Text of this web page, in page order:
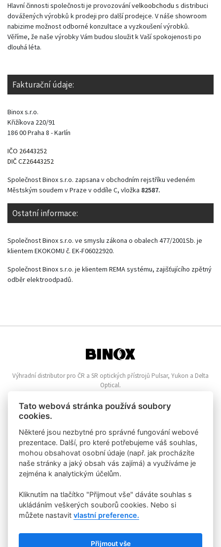
Hlavní činnosti společnosti je provozovánívelkoobchodu s distribuci
dovážených výrobků k prodeji pro další prodejce. V náše showroom
nabizime možnost odborné konzultace a vyzkoušení výrobků.
Věříme, že naše výrobky Vám budou sloužit k Vaší spokojenosti po
dlouhá léta.
Fakturační údaje:
Binox s.r.o.
Křižíkova 220/91
186 00 Praha 8 - Karlín
IČO 26443252
DIČ CZ26443252
Společnost Binox s.r.o. zapsana v obchodním rejstříku vedeném
Městským soudem v Praze v oddíle C, vložka 82587.
Ostatní informace:
Společnost Binox s.r.o. ve smyslu zákona o obalech 477/2001Sb. je
klientem EKOKOMU č. EK-F06022920.
Společnost Binox s.r.o. je klientem REMA systému, zajišťujícího zpětný
odběr elektroodpadů.
Výhradní distributor pro ČR a SR optických přístrojů Pulsar, Yukon a Delta
Optical.
Informace o nákupu
Nákupní řád
Vrácení zboží
Zpracování osobních údajů
Zásady o používání Cookies
Klientská zóna
Velkoochod
Registrace zákazníka
Příhlášení zákazníka
Rychlý kontakt
Tato webová stránka používá soubory
cookies.
Některé jsou nezbytné pro správné fungování webové
prezentace. Další, pro které potřebujeme váš souhlas,
mohou obsahovat osobní údaje (např. jak procházíte
naše stránky a jaký obsah vás zajímá) a využíváme je
zejména k analytickým účelům.
Kliknutím na tlačítko "Přijmout vše" dáváte souhlas s
ukládáním veškerých souborů cookies. Nebo si
můžete nastavitvlastní preference.
Přijmout vše